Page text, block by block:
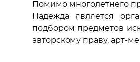
Помимо многолетнего
Надежда является
подбором предметов
авторскому праву, арт-